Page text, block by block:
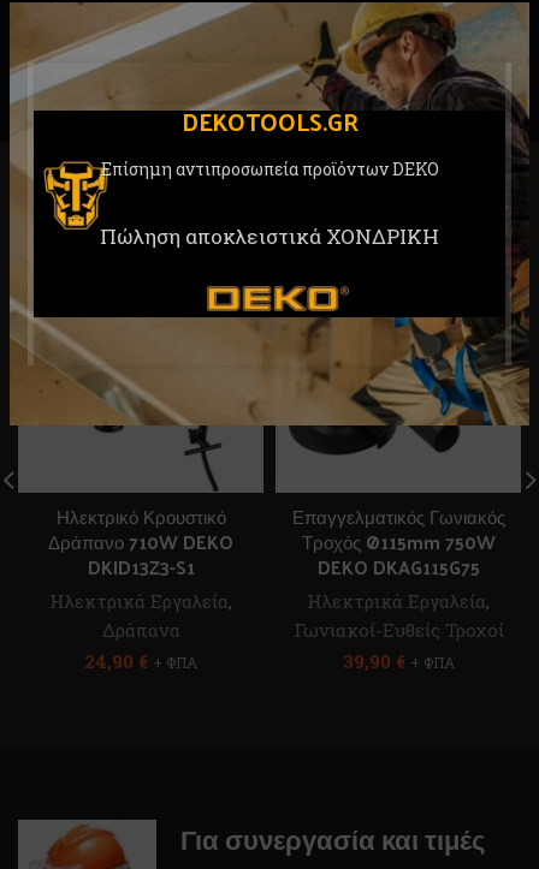
DEKOTOOLS.GR
Επίσημη αντιπροσωπεία προϊόντων DEKO
Πώληση αποκλειστικά ΧΟΝΔΡΙΚΗ
Συσκευασία : κουτί
RELATED PRODUCTS
Ηλεκτρικό Κρουστικό
Δράπανο 710W DEKO
DKID13Z3-S1
Ηλεκτρικά Εργαλεία,
Δράπανα
24,90 € + ΦΠΑ
Επαγγελματικός Γωνιακός
Τροχός Ø115mm 750W
DEKO DKAG115G75
Ηλεκτρικά Εργαλεία,
Γωνιακοί-Ευθείς Τροχοί
39,90 € + ΦΠΑ
Για συνεργασία και τιμές